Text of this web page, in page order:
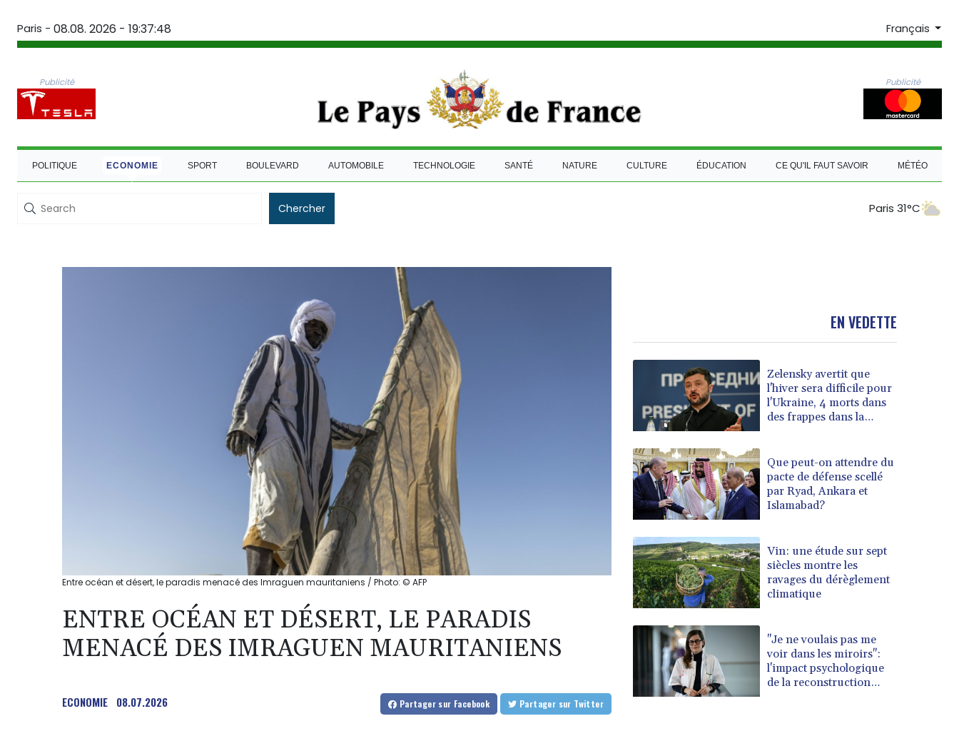
Paris - 08.08. 2026 - 19:37:49 Français
Publicité Publicité
POLITIQUE ECONOMIE SPORT BOULEVARD AUTOMOBILE TECHNOLOGIE SANTÉ NATURE CULTURE ÉDUCATION CE QU'IL FAUT SAVOIR MÉTÉO
Chercher Paris 31°C
Entre océan et désert, le paradis menacé des Imraguen mauritaniens / Photo: © AFP
ENTRE OCÉAN ET DÉSERT, LE PARADIS
MENACÉ DES IMRAGUEN MAURITANIENS
ECONOMIE 08.07.2026 Partager sur Facebook Partager sur Twitter
EN VEDETTE
Zelensky avertit que
l'hiver sera difficile pour
l'Ukraine, 4 morts dans
des frappes dans la
Que peut-on attendre du
pacte de défense scellé
par Ryad, Ankara et
Islamabad?
Vin: une étude sur sept
siècles montre les
ravages du dérèglement
climatique
"Je ne voulais pas me
voir dans les miroirs":
l'impact psychologique
de la reconstruction